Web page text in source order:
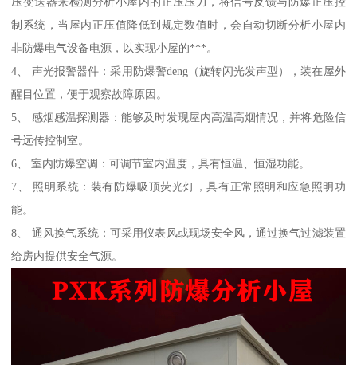
制系统，当屋内正压值降低到规定数值时，会自动切断分析小屋内
非防爆电气设备电源，以实现小屋的***。
4、 声光报警器件：采用防爆警deng（旋转闪光发声型），装在屋外
醒目位置，便于观察故障原因。
5、 感烟感温探测器：能够及时发现屋内高温高烟情况，并将危险信
号远传控制室。
6、 室内防爆空调：可调节室内温度，具有恒温、恒湿功能。
7、 照明系统：装有防爆吸顶荧光灯，具有正常照明和应急照明功
能。
8、 通风换气系统：可采用仪表风或现场安全风，通过换气过滤装置
给房内提供安全气源。